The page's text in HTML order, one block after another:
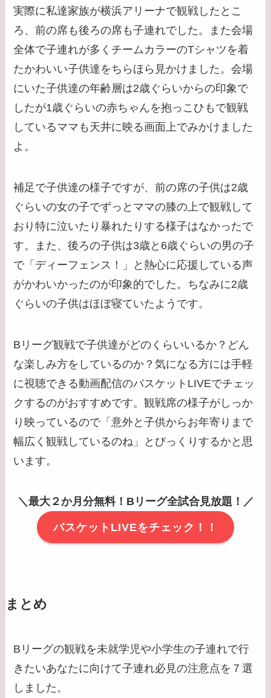
実際に私達家族が横浜アリーナで観戦したとこ
ろ、前の席も後ろの席も子連れでした。また会場
全体で子連れが多くチームカラーのTシャツを着
たかわいい子供達をちらほら見かけました。会場
にいた子供達の年齢層は2歳ぐらいからの印象で
したが1歳ぐらいの赤ちゃんを抱っこひもで観戦
しているママも天井に映る画面上でみかけました
よ。
補足で子供達の様子ですが、前の席の子供は2歳
ぐらいの女の子でずっとママの膝の上で観戦して
おり特に泣いたり暴れたりする様子はなかったで
す。また、後ろの子供は3歳と6歳ぐらいの男の子
で「ディーフェンス！」と熱心に応援している声
がかわいかったのが印象的でした。ちなみに2歳
ぐらいの子供はほぼ寝ていたようです。
Bリーグ観戦で子供達がどのくらいいるか？どん
な楽しみ方をしているのか？気になる方には手軽
に視聴できる動画配信のバスケットLIVEでチェッ
クするのがおすすめです。観戦席の様子がしっか
り映っているので「意外と子供からお年寄りまで
幅広く観戦しているのね」とびっくりするかと思
います。
＼最大２か月分無料！Bリーグ全試合見放題！／
バスケットLIVEをチェック！！
まとめ
Bリーグの観戦を未就学児や小学生の子連れで行
きたいあなたに向けて子連れ必見の注意点を７選
しました。